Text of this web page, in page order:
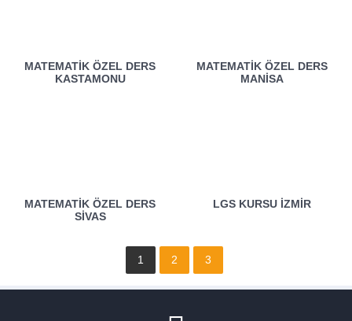
MATEMATIK ÖZEL DERS
KASTAMONU
MATEMATIK ÖZEL DERS
MANISA
MATEMATIK ÖZEL DERS
SIVAS
LGS KURSU İZMIR
1 2 3